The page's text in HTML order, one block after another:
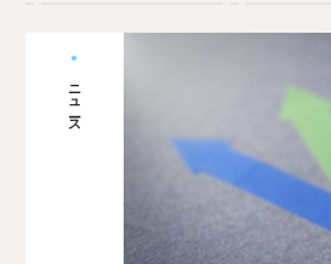
ニュース